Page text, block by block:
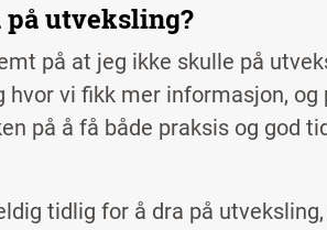
utveksling?
på at jeg ikke skulle på
hvor vi fikk mer informasjon,
på å få både praksis og god
tidlig for å dra på